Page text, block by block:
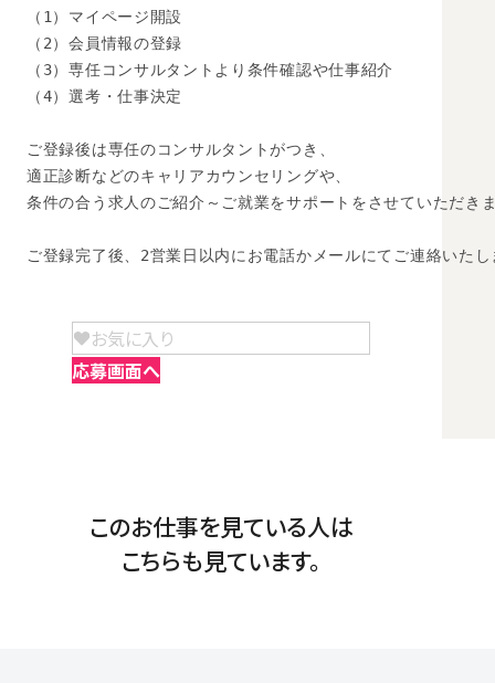
（1）マイページ開設
（2）会員情報の登録
（3）専任コンサルタントより条件確認や仕事紹介
（4）選考・仕事決定
ご登録後は専任のコンサルタントがつき、
適正診断などのキャリアカウンセリングや、
条件の合う求人のご紹介～ご就業をサポートをさせていただき
ご登録完了後、2営業日以内にお電話かメールにてご連絡いたし
お気に入り
応募画面へ
このお仕事を見ている人は
こちらも見ています。